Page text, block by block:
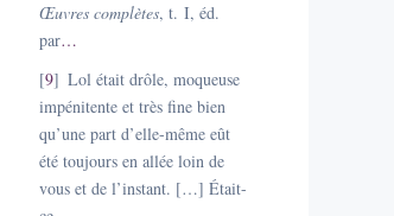
Œuvres complètes, t. I, éd.
par…
9
Lol était drôle, moqueuse
impénitente et très fine bien
qu’une part d’elle-même eût
été toujours en allée loin de
vous et de l’instant. […] Était-